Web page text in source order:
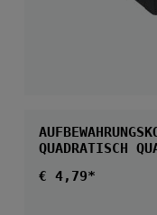
Regulärer Preis:
€ 4,79*